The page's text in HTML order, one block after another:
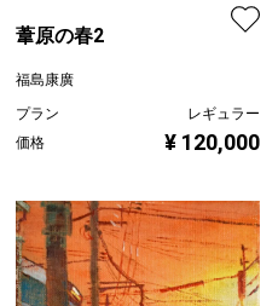
葦原の春2
福島康廣
プラン
レギュラー
価格
¥ 120,000